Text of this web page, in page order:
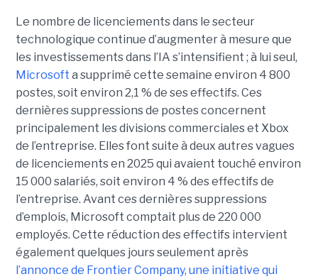
Le nombre de licenciements dans le secteur
technologique continue d’augmenter à mesure que
les investissements dans l’IA s’intensifient ; à lui seul,
Microsoft a supprimé cette semaine environ 4 800
postes, soit environ 2,1 % de ses effectifs. Ces
dernières suppressions de postes concernent
principalement les divisions commerciales et Xbox
de l’entreprise. Elles font suite à deux autres vagues
de licenciements en 2025 qui avaient touché environ
15 000 salariés, soit environ 4 % des effectifs de
l’entreprise. Avant ces dernières suppressions
d’emplois, Microsoft comptait plus de 220 000
employés. Cette réduction des effectifs intervient
également quelques jours seulement après
l’annonce de Frontier Company, une initiative qui